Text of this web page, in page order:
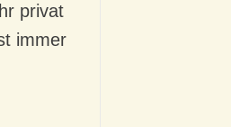
privat
immer